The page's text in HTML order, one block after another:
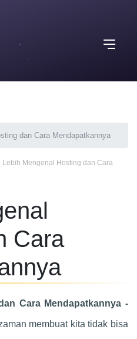
dan Cara Mendapatkannya
Lebih Mengenal Hosting dan Cara
Cara
Cara Mendapatkannya -
membuat kita tidak bisa